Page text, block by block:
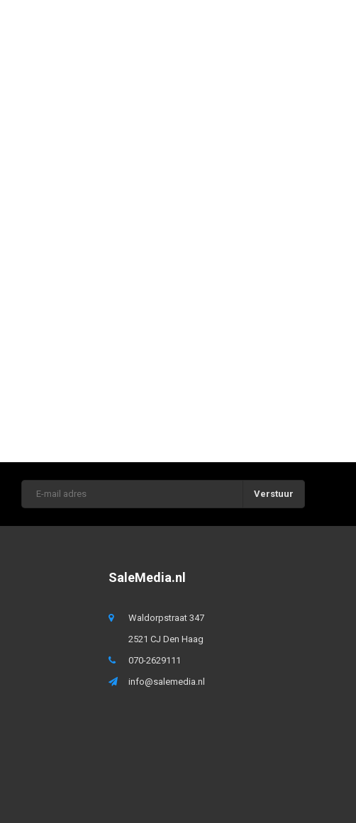
Verstuur
SaleMedia.nl
Waldorpstraat 347
2521 CJ Den Haag
070-2629111
info@salemedia.nl